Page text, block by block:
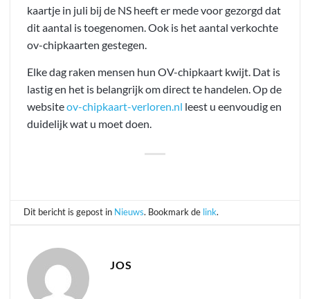
kaartje in juli bij de NS heeft er mede voor gezorgd dat
dit aantal is toegenomen. Ook is het aantal verkochte
ov-chipkaarten gestegen.
Elke dag raken mensen hun OV-chipkaart kwijt. Dat is
lastig en het is belangrijk om direct te handelen. Op de
websiteov-chipkaart-verloren.nl leest u eenvoudig en
duidelijk wat u moet doen.
Dit bericht is gepost in Nieuws. Bookmark de link.
JOS